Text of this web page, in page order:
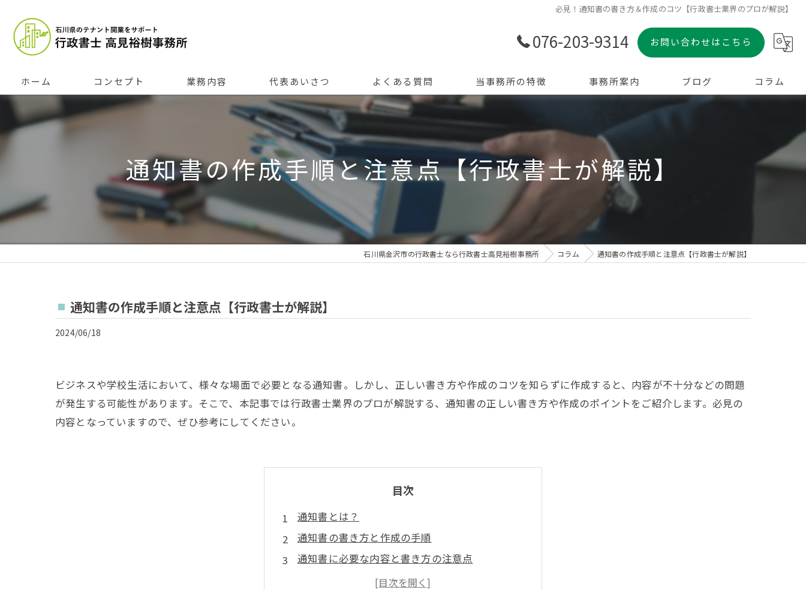
必見！通知書の書き方＆作成のコツ【行政書士業界のプロが解説】
076-203-9314 お問い合わせはこちら
ホーム コンセプト 業務内容 代表あいさつ よくある質問 当事務所の特徴
許認可申請
創業支援
開業
会計記帳
事務所案内 ブログ コラム
通知書の作成手順と注意点【行政書士が解説】
石川県金沢市の行政書士なら行政書士高見裕樹事務所 コラム 通知書の作成手順と注意点【行政書士が解説】
通知書の作成手順と注意点【行政書士が解説】
2024/06/18
ビジネスや学校生活において、様々な場面で必要となる通知書。しかし、正しい書き方や作成のコツを知らずに作成すると、内容が不十分などの問題
が発生する可能性があります。そこで、本記事では行政書士業界のプロが解説する、通知書の正しい書き方や作成のポイントをご紹介します。必見の
内容となっていますので、ぜひ参考にしてください。
目次
通知書とは？
通知書の書き方と作成の手順
通知書に必要な内容と書き方の注意点
通知書の書式と例文